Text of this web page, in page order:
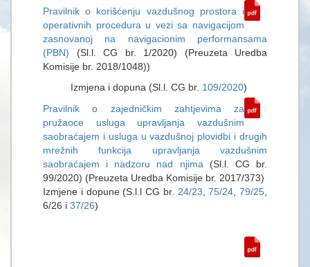
Pravilnik o korišćenju vazdušnog prostora i
operativnih procedura u vezi sa navigacijom
zasnovanoj na navigacionim performansama
(PBN) (Sl.l. CG br. 1/2020) (Preuzeta Uredba
Komisije br. 2018/1048))
Izmjena i dopuna (Sl.l. CG br. 109/2020)
Pravilnik o zajedničkim zahtjevima za
pružaoce usluga upravljanja vazdušnim
saobraćajem i usluga u vazdušnoj plovidbi i drugih
mrežnih funkcija upravljanja vazdušnim
saobraćajem i nadzoru nad njima (Sl.l. CG br.
99/2020) (Preuzeta Uredba Komisije br. 2017/373)
Izmjene i dopune (S.l.l CG br. 24/23 ,75/24 79/25
6/26 i 37/26)